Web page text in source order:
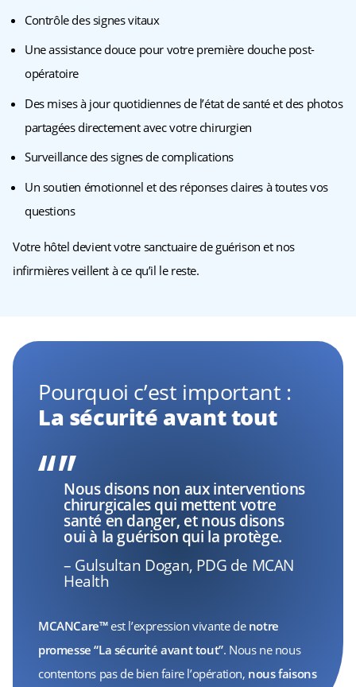
Contrôle des signes vitaux
Une assistance douce pour votre première douche post-
opératoire
Des mises à jour quotidiennes de l’état de santé et des photos
partagées directement avec votre chirurgien
Surveillance des signes de complications
Un soutien émotionnel et des réponses claires à toutes vos
questions
Votre hôtel devient votre sanctuaire de guérison et nos
infirmières veillent à ce qu’il le reste.
Pourquoi c’est important :
La sécurité avant tout
Nous disons non aux interventions
chirurgicales qui mettent votre
santé en danger, et nous disons
oui à la guérison qui la protège.
– Gulsultan Dogan, PDG de MCAN
Health
MCANCare™est l’expression vivante denotre
promesse “La sécurité avant tout”. Nous ne nous
contentons pas de bien faire l’opération, nous faisons